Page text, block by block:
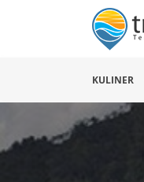
KULINER